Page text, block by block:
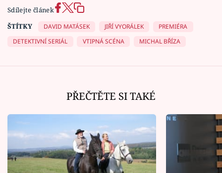
Sdílejte článek
ŠTÍTKY
DAVID MATÁSEK JIŘÍ VYORÁLEK
PREMIÉRA
DETEKTIVNÍ SERIÁL
VTIPNÁ SCÉNA MICHAL BŘÍZA
PŘEČTĚTE SI TAKÉ